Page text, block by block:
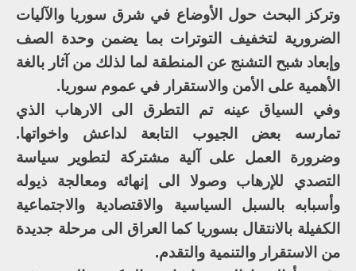
وتركز البحث حول الأوضاع في شرق سوريا والآليات
الضرورية لتخفيف التوترات بما يضمن وحدة الصف
وإبعاد شبح التشنج عن المنطقة لما لذلك من آثار بالغة
الأهمية على الأمن والاستقرار في عموم سوريا.
وفي السياق عينه تم التطرق الى الارهاب الذي
تمارسه بعض الجيوب التابعة لداعش واخواتها.
وضرورة العمل على آلية مشتركة لتطوير سياسة
التصدي للإرهاب وصولا الى إنهائه ومعالجة ذيوله
وأسبابه بالسبل السياسية والاقتصادية والاجتماعية
الكفيلة بالانتقال بسوريا كما العراق الى مرحلة جديدة
من الاستقرار والتنمية والتقدم.